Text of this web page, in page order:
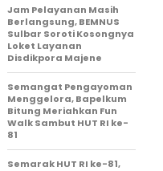
Jam Pelayanan Masih
Berlangsung, BEMNUS
Sulbar Soroti Kosongnya
Loket Layanan
Disdikpora Majene
Semangat Pengayoman
Menggelora, Bapelkum
Bitung Meriahkan Fun
Walk Sambut HUT RI ke-
81
Semarak HUT RI ke-81,